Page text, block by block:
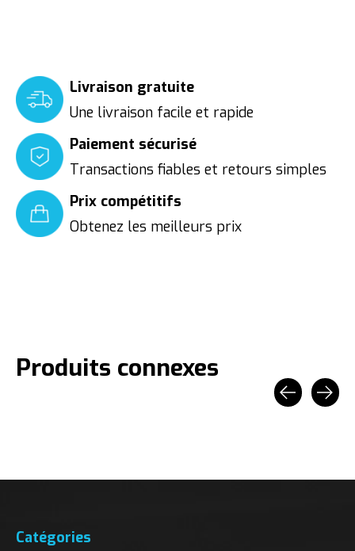
Livraison gratuite
Une livraison facile et rapide
Paiement sécurisé
Transactions fiables et retours simples
Prix compétitifs
Obtenez les meilleurs prix
Produits connexes
Catégories